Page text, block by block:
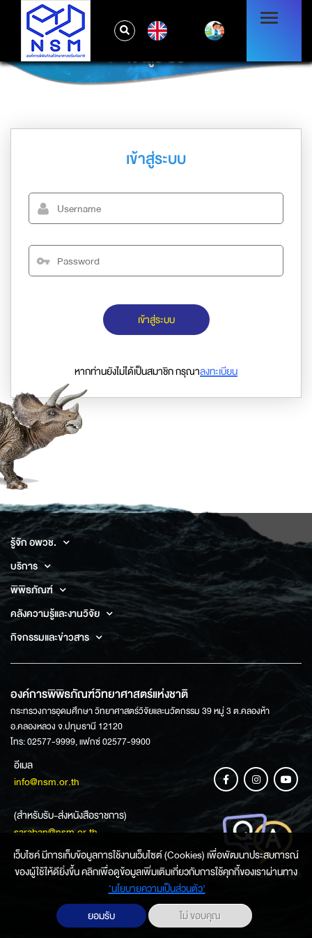
เข้าสู่ระบบ
เข้าสู่ระบบ
เข้าสู่ระบบ
หากท่านยังไม่ได้เป็นสมาชิก กรุณาลงทะเบียน
รู้จัก อพวช.
บริการ
พิพิธภัณฑ์
คลังความรู้และงานวิจัย
กิจกรรมและข่าวสาร
องค์การพิพิธภัณฑ์วิทยาศาสตร์แห่งชาติ
กระทรวงการอุดมศึกษา วิทยาศาสตร์วิจัยและนวัตกรรม 39 หมู่ 3 ต.คลองห้า
อ.คลองหลวง จ.ปทุมธานี 12120
โทร: 02577-9999, แฟกซ์ 02577-9900
อีเมล
info@nsm.or.th
(สำหรับรับ-ส่งหนังสือราชการ)
saraban@nsm.or.th
ช่องทางการสอบถามข้อมูล
เว็บไซค์ มีการเก็บข้อมูลการใช้งานเว็บไซต์ (Cookies) เพื่อพัฒนาประสบการณ์
ของผู้ใช้ให้ดียิ่งขึ้น คลิกเพื่อดูข้อมูลเพิ่มเติมเกี่ยวกับการใช้คุกกี้ของเราผ่านทาง
‘นโยบายความเป็นส่วนตัว'
ยอมรับ
ไม่ ขอบคุณ